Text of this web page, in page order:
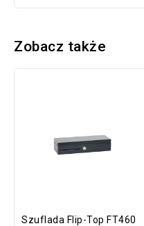
Zobacz także
Szuflada Flip-Top FT460